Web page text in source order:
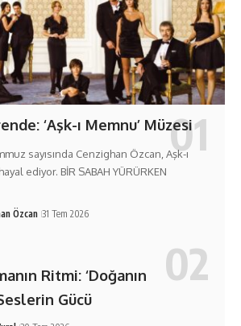
‘Aşk-ı Memnu’ Müzesi
sayısında Cenzighan Özcan, Aşk-ı
ediyor. BİR SABAH YÜRÜRKEN
Özcan 31 Tem 2026
Ritmi: ‘Doğanın
Gücü